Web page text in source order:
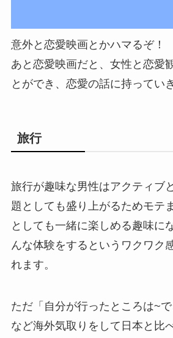
意外と恋愛映画とかハマるぞ！
あと恋愛映画だと、女性と恋愛
とができ、恋愛の話に持ってい
旅行
旅行が趣味な男性はアクティブ
題としても盛り上がるためモテ
としても一緒に楽しめる趣味に
んな体験をするというワクワク
れます。
ただ「自分が行ったところは~で
など海外気取りをして日本と比